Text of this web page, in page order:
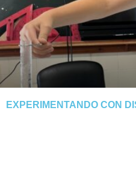
EXPERIMENTANDO CON